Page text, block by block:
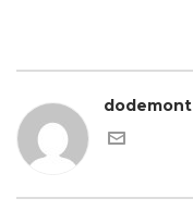
dodemont